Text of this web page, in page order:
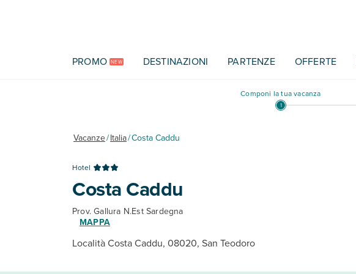
PROMO NEW DESTINAZIONI PARTENZE OFFERTE
Componi la tua vacanza
Vacanze/Italia/Costa Caddu
Hotel
Costa Caddu
Prov. Gallura N.Est Sardegna
MAPPA
Località Costa Caddu, 08020, San Teodoro